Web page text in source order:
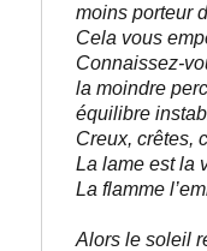
moins porteur
Cela vous
Connaissez-
la moindre
équilibre
Creux, crêtes,
La lame est la
La flamme
Alors le soleil